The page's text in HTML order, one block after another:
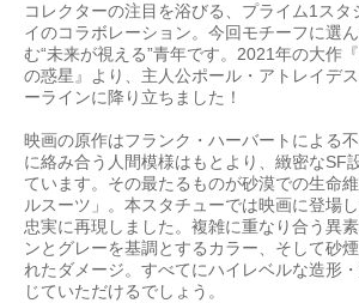
コレクターの注目を浴びる、プライム1スタ
イのコラボレーション。今回モチーフに選
む“未来が視える”青年です。2021年の大作
の惑星』より、主人公ポール・アトレイデ
ーラインに降り立ちました！
映画の原作はフランク・ハーバートによる
に絡み合う人間模様はもとより、緻密なSF
ています。その最たるものが砂漠での生命
ルスーツ」。本スタチューでは映画に登場
忠実に再現しました。複雑に重なり合う異
ンとグレーを基調とするカラー、そして砂
れたダメージ。すべてにハイレベルな造形
じていただけるでしょう。